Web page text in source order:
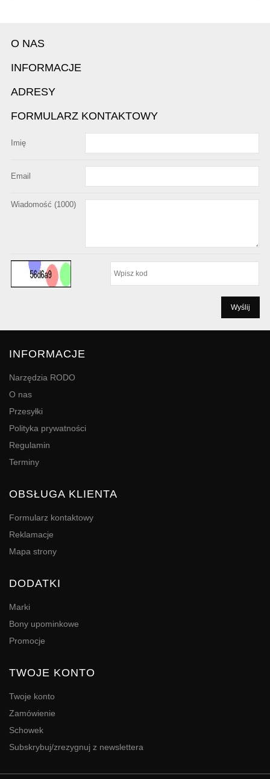
O NAS
INFORMACJE
ADRESY
FORMULARZ KONTAKTOWY
Imię
Email
Wiadomość (1000)
INFORMACJE
Narzędzia RODO
O nas
Przesyłki
Polityka prywatności
Regulamin
Terminy
OBSŁUGA KLIENTA
Formularz kontaktowy
Reklamacje
Mapa strony
DODATKI
Marki
Bony upominkowe
Promocje
TWOJE KONTO
Twoje konto
Zamówienie
Schowek
Subskrybuj/zrezygnuj z newslettera